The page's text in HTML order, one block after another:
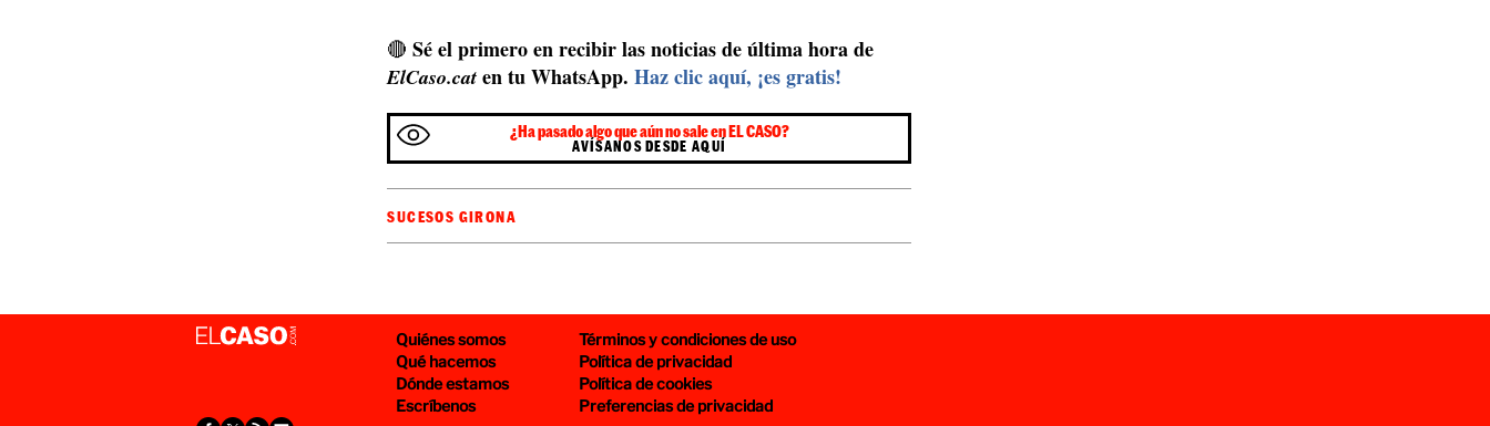
🔴Sé el primero en recibir las noticias de última hora de
ElCaso.cat en tu WhatsApp.Haz clic aquí, ¡es gratis!
¿Ha pasado algo que aún no sale en EL CASO?
AVÍSANOS DESDE AQUÍ
SUCESOS GIRONA
Quiénes somos
Qué hacemos
Dónde estamos
Escríbenos
Términos y condiciones de uso
Política de privacidad
Política de cookies
Preferencias de privacidad